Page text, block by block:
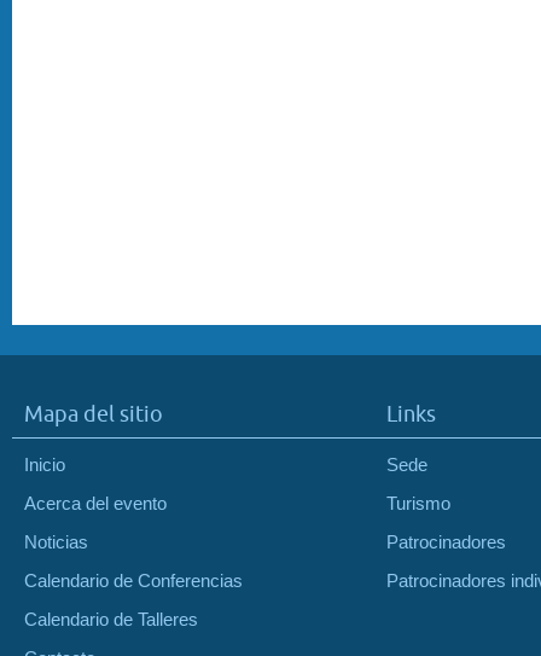
Mapa del sitio
Inicio
Acerca del evento
Noticias
Calendario de Conferencias
Calendario de Talleres
Links
Sede
Turismo
Patrocinadores
Patrocinadores